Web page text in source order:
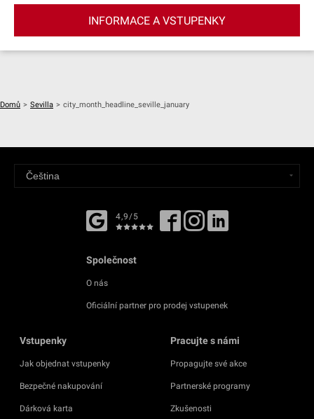
INFORMACE A VSTUPENKY
Domů > Sevilla > city_month_headline_seville_january
4,9/5
Společnost
O nás
Oficiální partner pro prodej vstupenek
Vstupenky
Jak objednat vstupenky
Bezpečné nakupování
Dárková karta
Pracujte s námi
Propagujte své akce
Partnerské programy
Zkušenosti